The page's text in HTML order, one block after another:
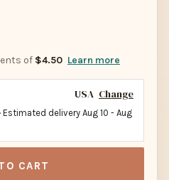
of $4.50 Learn more
USA Change
Estimated delivery Aug 10 - Aug
CART